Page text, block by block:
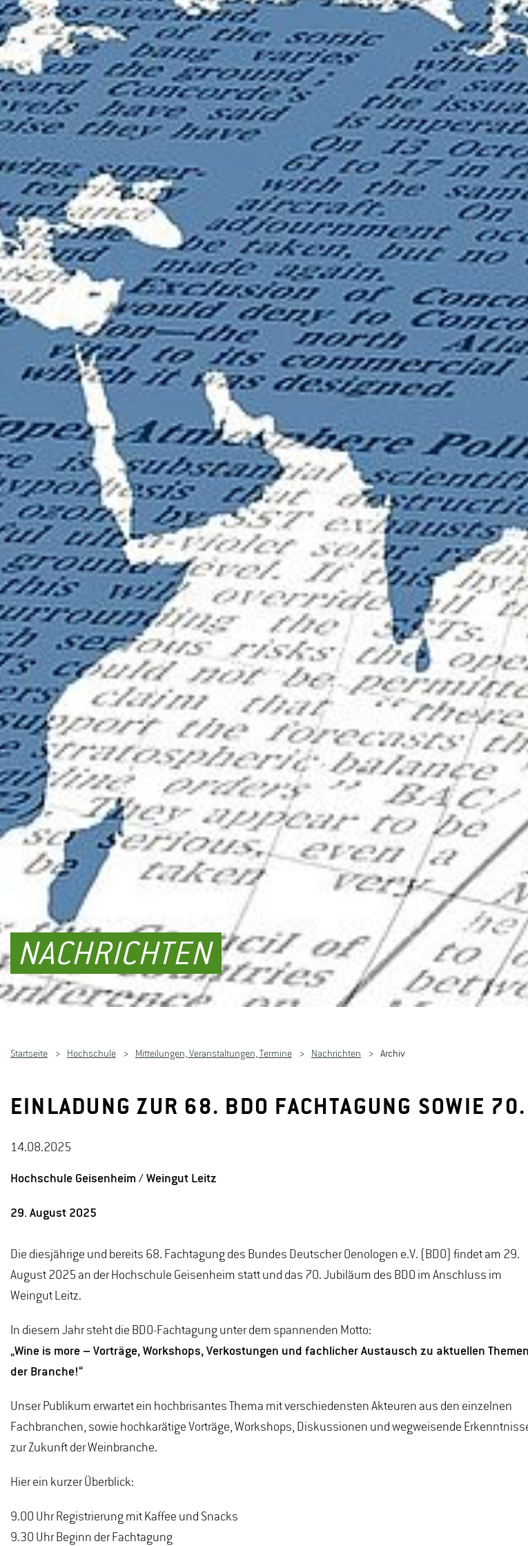
NACHRICHTEN
Startseite Hochschule Mitteilungen, Veranstaltungen, Termine Nachrichten Archiv
EINLADUNG ZUR 68. BDO FACHTAGUNG SOWIE
14.08.2025
Hochschule Geisenheim / Weingut Leitz
29. August 2025
Die diesjährige und bereits 68. Fachtagung des Bundes Deutscher Oenologen e.V. (BDO) findet am 29.
August 2025 an der Hochschule Geisenheim statt und das 70. Jubiläum des BDO im Anschluss im
Weingut Leitz.
In diesem Jahr steht die BDO-Fachtagung unter dem spannenden Motto:
„Wine is more – Vorträge, Workshops, Verkostungen und fachlicher Austausch zu aktuellen Themen
der Branche!“
Unser Publikum erwartet ein hochbrisantes Thema mit verschiedensten Akteuren aus den einzelnen
Fachbranchen, sowie hochkarätige Vorträge, Workshops, Diskussionen und wegweisende
zur Zukunft der Weinbranche.
Hier ein kurzer Überblick:
9.00 Uhr Registrierung mit Kaffee und Snacks
9.30 Uhr Beginn der Fachtagung